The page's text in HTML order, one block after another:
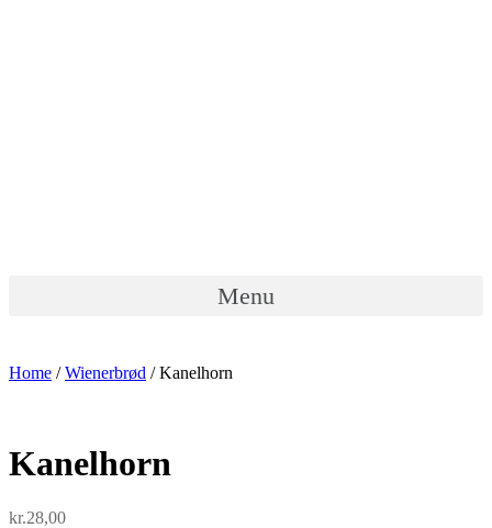
Menu
Home /Wienerbrød / Kanelhorn
Kanelhorn
kr.28,00